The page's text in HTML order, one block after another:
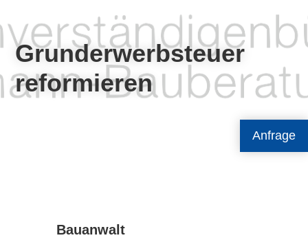
Anfrage
Grunderwerbsteuer
reformieren
Bauanwalt